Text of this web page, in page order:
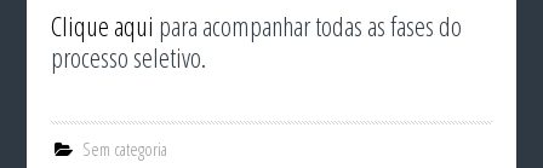
Clique aqui para acompanhar todas as fases do
processo seletivo.
Sem categoria